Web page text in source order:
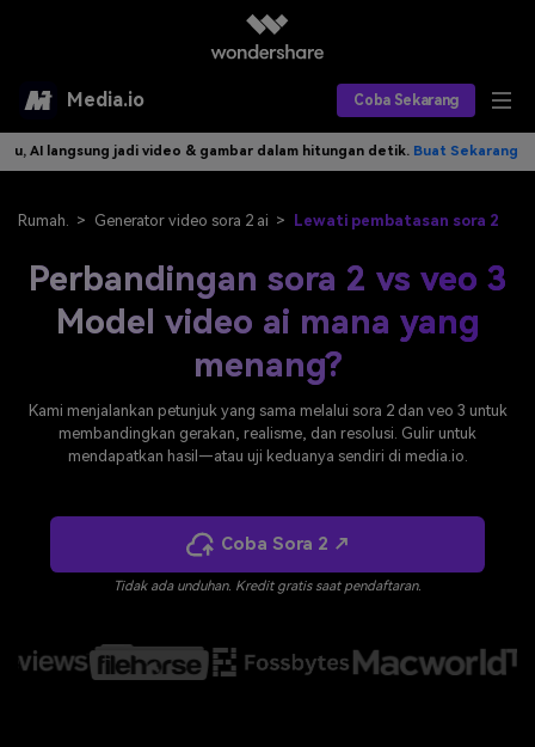
Media.io Coba Sekarang
Alat AI
AI Video
AI Gambar
AI Audio
Produk AI
Asisten Video AI
Editor Video AI
Editor Gambar AI
Editor Audio AI
Efek AI
Efek Video
Sumber Daya
Panduan Pengguna Apa yang Baru
FAQs Hubungi Kami
Tips & Tutorial AI
Veo3 TOP
Masuk
dalam hitungan detik.Buat Sekarang>> Tulis idemu, AI
Rumah. > Generator video sora 2 ai > Lewati pembatasan sora 2
Perbandingan sora 2 vs veo 3
Model video ai mana yang
menang?
Kami menjalankan petunjuk yang sama melalui sora 2 dan veo 3 untuk
membandingkan gerakan, realisme, dan resolusi. Gulir untuk
mendapatkan hasil—atau uji keduanya sendiri di media.io.
Coba Sora 2 ↗
Tidak ada unduhan. Kredit gratis saat pendaftaran.